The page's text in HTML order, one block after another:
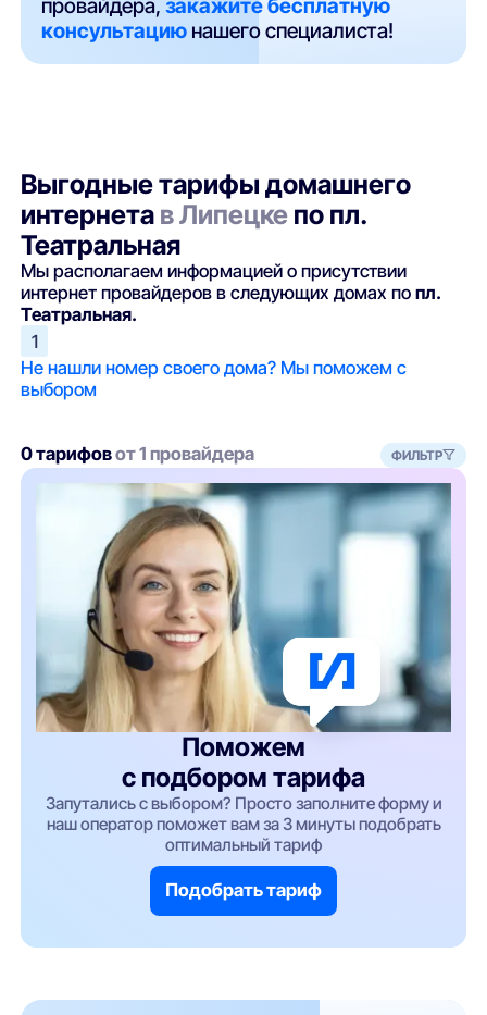
провайдера,закажите бесплатную
консультацию нашего специалиста!
Выгодные тарифы домашнего
интернета в Липецке по пл.
Театральная
Мы располагаем информацией о присутствии
интернет провайдеров в следующих домах попл.
Театральная.
1
Не нашли номер своего дома? Мы поможем с
выбором
0 тарифовот 1 провайдера ФИЛЬТР
Поможем
с подбором тарифа
Запутались с выбором? Просто заполните форму и
наш оператор поможет вам за 3 минуты подобрать
оптимальный тариф
Подобрать тариф